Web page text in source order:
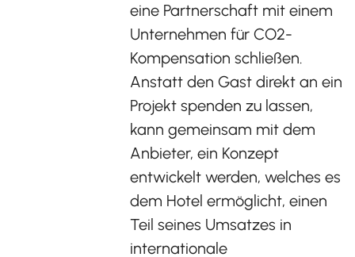
eine Partnerschaft mit einem
Unternehmen für CO2-
Kompensation schließen.
Anstatt den Gast direkt an ein
Projekt spenden zu lassen,
kann gemeinsam mit dem
Anbieter, ein Konzept
entwickelt werden, welches es
dem Hotel ermöglicht, einen
Teil seines Umsatzes in
internationale